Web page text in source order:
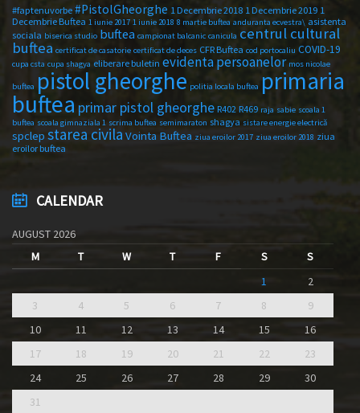
#faptenuvorbe #PistolGheorghe 1 Decembrie 2018 1 Decembrie 2019 1
Decembrie Buftea 1 iunie 2017 1 iunie 2018 8 martie buftea anduranta ecvestra\ asistenta
sociala biserica studio buftea campionat balcanic canicula centrul cultural
buftea certificat de casatorie certificat de deces CFR Buftea cod portocaliu COVID-19
cupa csta cupa shagya eliberare buletin evidenta persoanelor mos nicolae
buftea pistol gheorghe politia locala buftea primaria
buftea primar pistol gheorghe R402 R469 raja sabie scoala 1
buftea scoala gimnaziala 1 scrima buftea semimaraton shagya sistare energie electrică
spclep starea civila Vointa Buftea ziua eroilor 2017 ziua eroilor 2018 ziua
eroilor buftea
CALENDAR
AUGUST 2026
M
T W T F S
S
1
2
3
4 5 6 7 8
9
10
11 12 13 14 15
16
17
18 19 20 21 22
23
24
25 26 27 28 29
30
31